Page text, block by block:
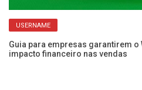
USERNAME
Guia para empresas garantirem o
impacto financeiro nas vendas